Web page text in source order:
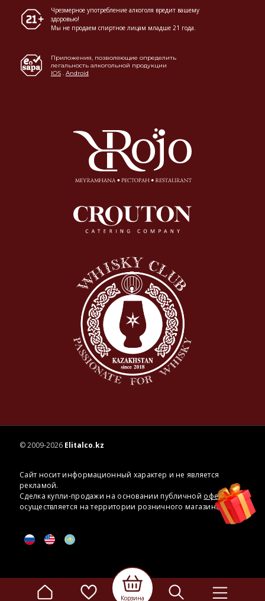
Корзина
Чрезмерное употребление алкоголя вредит вашему
здоровью!
Мы не продаем спиртное лицам младше 21 года.
Приложения, позволяющие определить
легальность алкогольной продукции
IOS . Android
© 2009-2026 Elitalco.kz
Сайт носит информационный характер и не является
рекламой.
Сделка купли-продажи на основании публичной оферты
осуществляется на территории розничного магазина.